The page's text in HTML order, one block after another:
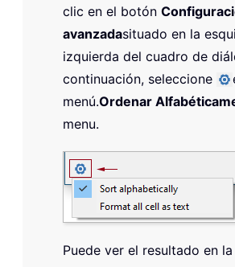
clic en el botón
avanzadasituado en la
izquierda del cuadro de
continuación, seleccione
menú.Ordenar
menu.
Puede ver el resultado en